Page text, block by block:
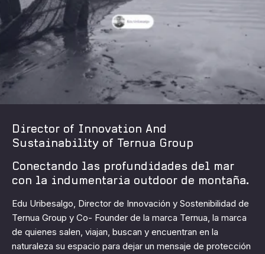
Director of Innovation And
Sustainability of Ternua Group
Conectando las profundidades del mar
con la indumentaria outdoor de montaña.
Edu Uribesalgo, Director de Innovación y Sostenibilidad de
Ternua Group y Co- Founder de la marca Ternua, la marca
de quienes salen, viajan, buscan y encuentran en la
naturaleza su espacio para dejar un mensaje de protección